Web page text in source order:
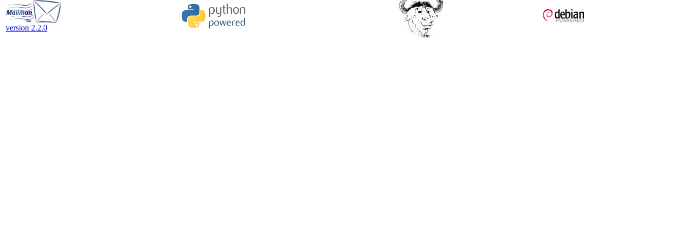
version 2.2.0